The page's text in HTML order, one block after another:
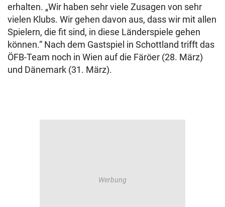
erhalten. „Wir haben sehr viele Zusagen von sehr
vielen Klubs. Wir gehen davon aus, dass wir mit allen
Spielern, die fit sind, in diese Länderspiele gehen
können.“ Nach dem Gastspiel in Schottland trifft das
ÖFB-Team noch in Wien auf die Färöer (28. März)
und Dänemark (31. März).